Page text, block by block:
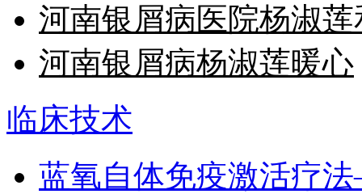
河南银屑病医院杨淑莲
河南银屑病杨淑莲暖心
临床技术
蓝氧自体免疫激活疗